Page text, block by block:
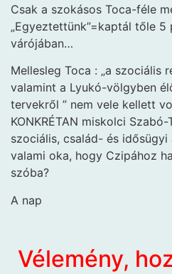
Csak a szokásos Toca-féle
„Egyeztettünk”=kaptál tőle
várójában…
Mellesleg Toca : „a szociális
valamint a Lyukó-völgyben
tervekről ” nem vele kellett
KONKRÉTAN miskolci
szociális, család- és
valami oka, hogy Czipához
szóba?
A nap
Vélemény,